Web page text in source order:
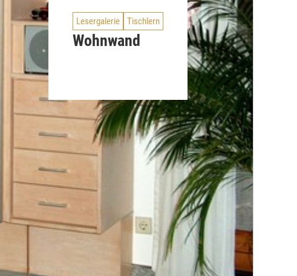
Lesergalerie Tischlern
Wohnwand